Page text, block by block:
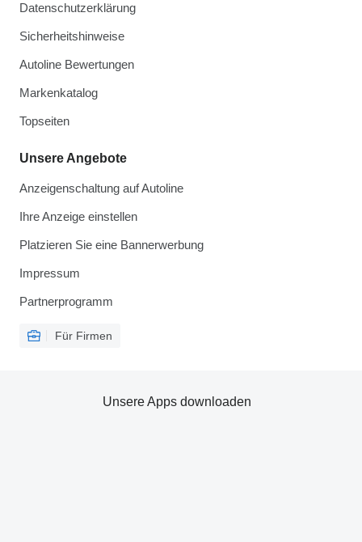
Datenschutzerklärung
Sicherheitshinweise
Autoline Bewertungen
Markenkatalog
Topseiten
Unsere Angebote
Anzeigenschaltung auf Autoline
Ihre Anzeige einstellen
Platzieren Sie eine Bannerwerbung
Impressum
Partnerprogramm
Für Firmen
Unsere Apps downloaden